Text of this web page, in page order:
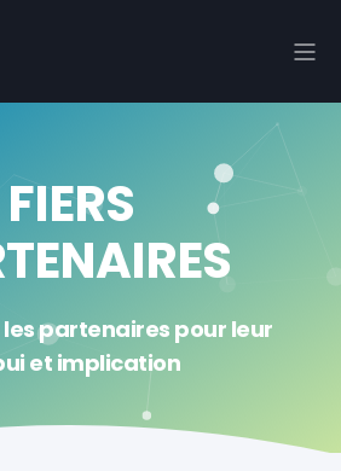
FIERS
les partenaires pour leur
et implication